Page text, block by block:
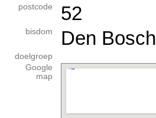
postcode 52
bisdom Den Bosch
doelgroep
Google
map